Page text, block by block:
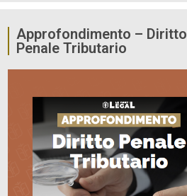
Approfondimento – Diritto
Penale Tributario